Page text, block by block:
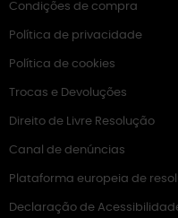
Condições de compra
Política de privacidade
Política de cookies
Trocas e Devoluções
Direito de Livre Resolução
Canal de denúncias
Plataforma europeia de
Declaração de